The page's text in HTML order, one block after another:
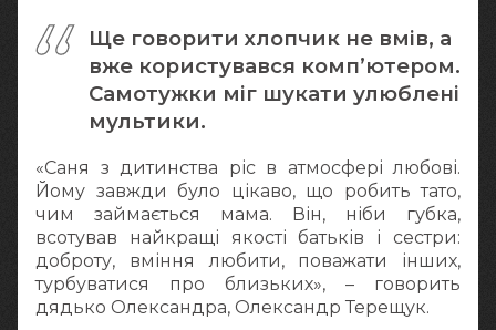
Ще говорити хлопчик не вмів, а
вже користувався комп’ютером.
Самотужки міг шукати улюблені
мультики.
«Саня з дитинства ріс в атмосфері любові.
Йому завжди було цікаво, що робить тато,
чим займається мама. Він, ніби губка,
всотував найкращі якості батьків і сестри:
доброту, вміння любити, поважати інших,
турбуватися про близьких», – говорить
дядько Олександра, Олександр Терещук.